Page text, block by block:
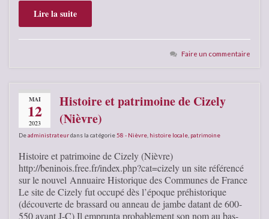
Lire la suite
Faire un commentaire
MAI
12
2023
Histoire et patrimoine de Cizely
(Nièvre)
Deadministrateurdans la catégorie 58 - Nièvre histoire locale patrimoine
Histoire et patrimoine de Cizely (Nièvre)
http://beninois.free.fr/index.php?cat=cizely un site référencé
sur le nouvel Annuaire Historique des Communes de France
Le site de Cizely fut occupé dès l’époque préhistorique
(découverte de brassard ou anneau de jambe datant de 600-
550 avant J-C) Il emprunta probablement son nom au bas-